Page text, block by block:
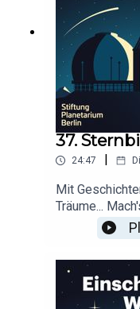
Staesche,
37.
24:47 |
Mit
Träume...
ein!Dieser
finanziert.
Werbepartner:
https://
t von Tim